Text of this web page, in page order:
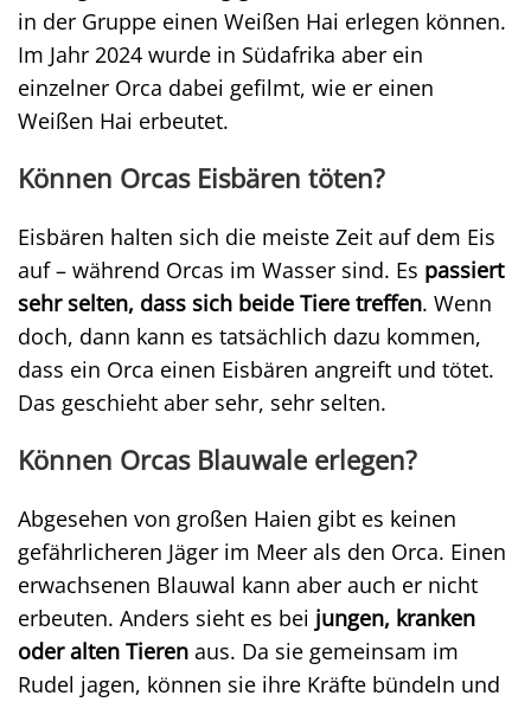
in der Gruppe einen Weißen Hai erlegen können.
Im Jahr 2024 wurde in Südafrika aber ein
einzelner Orca dabei gefilmt, wie er einen
Weißen Hai erbeutet.
Können Orcas Eisbären töten?
Eisbären halten sich die meiste Zeit auf dem Eis
auf – während Orcas im Wasser sind. Es passiert
sehr selten, dass sich beide Tiere treffen. Wenn
doch, dann kann es tatsächlich dazu kommen,
dass ein Orca einen Eisbären angreift und tötet.
Das geschieht aber sehr, sehr selten.
Können Orcas Blauwale erlegen?
Abgesehen von großen Haien gibt es keinen
gefährlicheren Jäger im Meer als den Orca. Einen
erwachsenen Blauwal kann aber auch er nicht
erbeuten. Anders sieht es bei jungen, kranken
oder alten Tieren aus. Da sie gemeinsam im
Rudel jagen, können sie ihre Kräfte bündeln und